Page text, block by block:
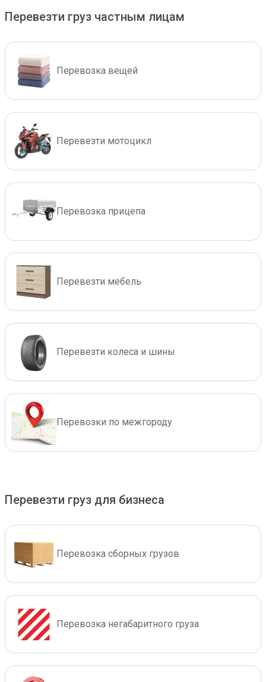
Перевезти груз частным лицам
Перевозка вещей
Перевезти мотоцикл
Перевозка прицепа
Перевезти мебель
Перевезти колеса и шины
Перевозки по межгороду
Перевезти груз для бизнеса
Перевозка сборных грузов
Перевозка негабаритного груза